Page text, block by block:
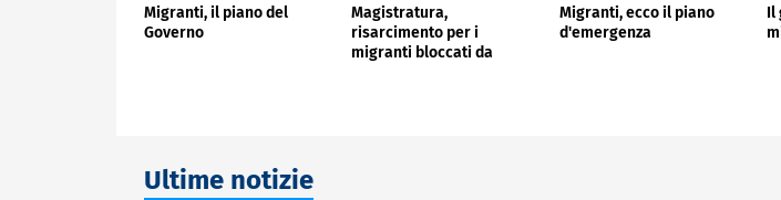
Migranti, il piano del
Governo
Magistratura,
risarcimento per i
migranti bloccati da
Migranti, ecco il piano
d'emergenza
Il
Ultime notizie